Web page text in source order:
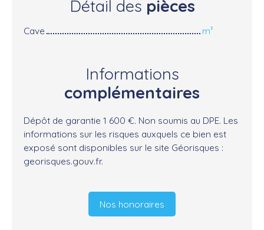
Détail des pièces
Cave m²
Informations
complémentaires
Dépôt de garantie 1 600 €. Non soumis au DPE. Les
informations sur les risques auxquels ce bien est
exposé sont disponibles sur le site Géorisques :
georisques.gouv.fr.
Nos honoraires